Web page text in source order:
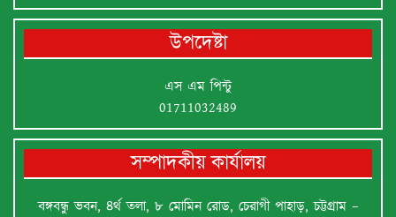
উপদেষ্টা
এস এম পিন্টু
01711032489
সম্পাদকীয় কার্যালয়
বঙ্গবন্ধু ভবন, ৪র্থ তলা, ৮ মোমিন রোড, চেরাগী পাহাড়, চট্টগ্রাম –